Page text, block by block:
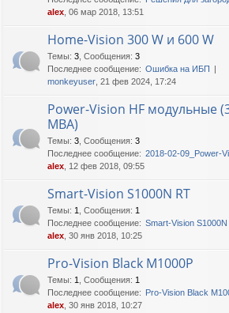
alex , 06 мар 2018, 13:51
Home-Vision 300 W и 600 W
Темы: 3 Сообщения: 3
Последнее сообщение: Ошибка на ИБП
monkeyuser , 21 фев 2024, 17:24
Power-Vision HF модульные
МВА)
Темы: 3 Сообщения: 3
Последнее сообщение: 2018-02-09_Power-
alex , 12 фев 2018, 09:55
Smart-Vision S1000N RT
Темы: 1 Сообщения: 1
Последнее сообщение: Smart-Vision
alex , 30 янв 2018, 10:25
Pro-Vision Black M1000P
Темы: 1 Сообщения: 1
Последнее сообщение: Pro-Vision Black
alex , 30 янв 2018, 10:27